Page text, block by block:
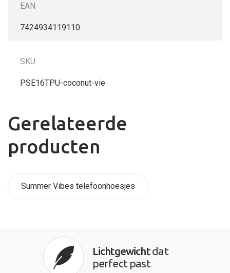
EAN
7424934119110
SKU
PSE16TPU-coconut-vie
Gerelateerde
producten
Summer Vibes telefoonhoesjes
Lichtgewichtdat
perfect past